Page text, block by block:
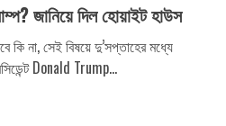
জানিয়ে দিল হোয়াইট হাউস
কি না, সেই বিষয়ে দু’সপ্তাহের মধ্যে
Donald Trump...